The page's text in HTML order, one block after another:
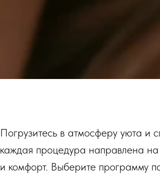
Погрузитесь в атмосферу уюта и
каждая процедура направлена
и комфорт. Выберите программу